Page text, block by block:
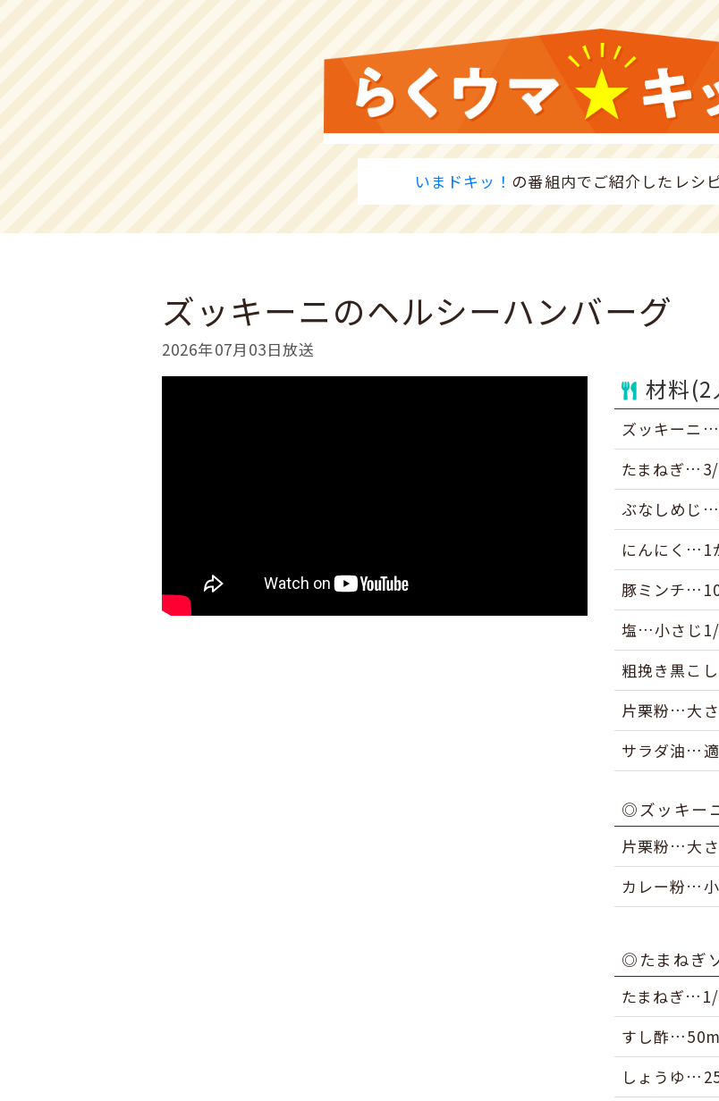
いまドキッ！ の番組内でご紹介したレシ
ズッキーニのヘルシーハンバーグ
2026年07月03日放送
材料(2
ズッキーニ
たまねぎ
ぶなしめじ
にんにく…1
豚ミンチ
塩…小さじ
粗挽き黒こ
片栗粉…大
サラダ油…
◎ズッキー
片栗粉…大
カレー粉…
◎たまねぎ
たまねぎ
すし酢
しょうゆ